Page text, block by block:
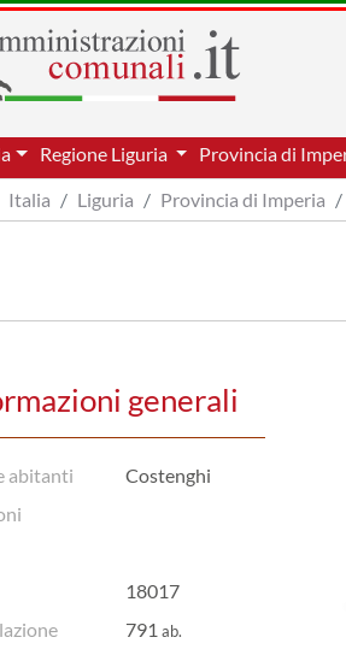
Regione Liguria Provincia di
Italia Liguria Provincia di Imperia
generali
abitanti
Costenghi
18017
791 ab.